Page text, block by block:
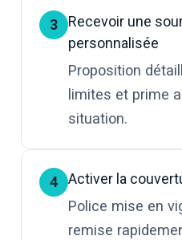
3
Recevoir une
personnalisée
Proposition
limites et prime
situation.
4
Activer la
Police mise en
remise